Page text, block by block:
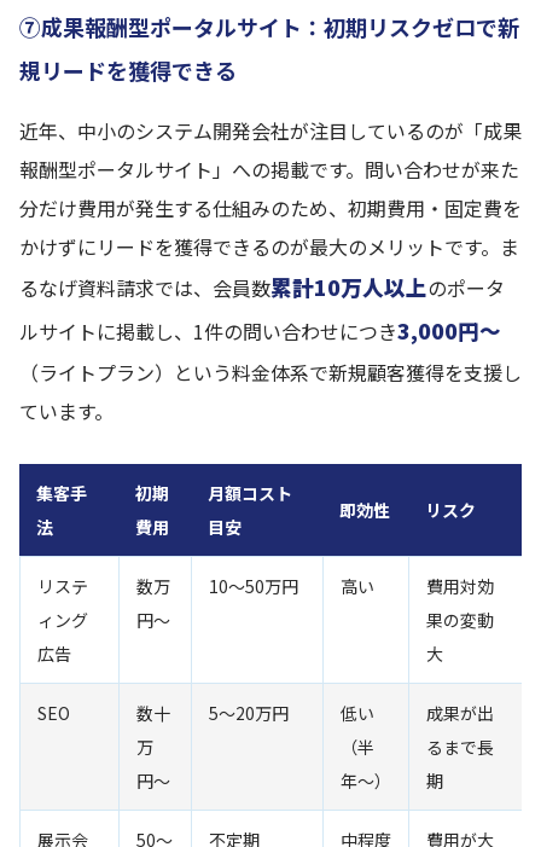
⑦成果報酬型ポータルサイト：初期リスクゼロで新
規リードを獲得できる
近年、中小のシステム開発会社が注目しているのが「成果
報酬型ポータルサイト」への掲載です。問い合わせが来た
分だけ費用が発生する仕組みのため、初期費用・固定費を
かけずにリードを獲得できるのが最大のメリットです。ま
るなげ資料請求では、会員数累計10万人以上のポータ
ルサイトに掲載し、1件の問い合わせにつき3,000円〜
（ライトプラン）という料金体系で新規顧客獲得を支援し
ています。
集客手
法
初期
費用
月額コスト
目安
即効性 リスク
リステ
ィング
広告
数万
円〜
10〜50万円 高い
費用対効
果の変動
大
SEO
数十
万
円〜
5〜20万円
低い
（半
年〜）
成果が出
るまで長
期
展示会 50〜 不定期 中程度 費用が大